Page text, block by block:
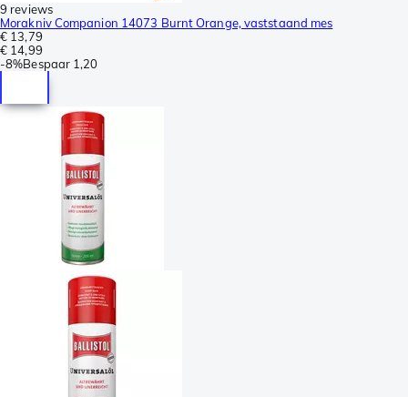
9 reviews
Morakniv Companion 14073 Burnt Orange, vaststaand mes
€ 13,79
€ 14,99
-8%Bespaar 1,20